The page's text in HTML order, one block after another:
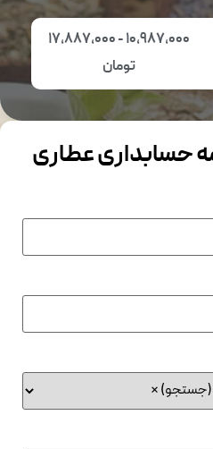
10,987,000 - 17,887,000
تومان
حسابداری عطاری